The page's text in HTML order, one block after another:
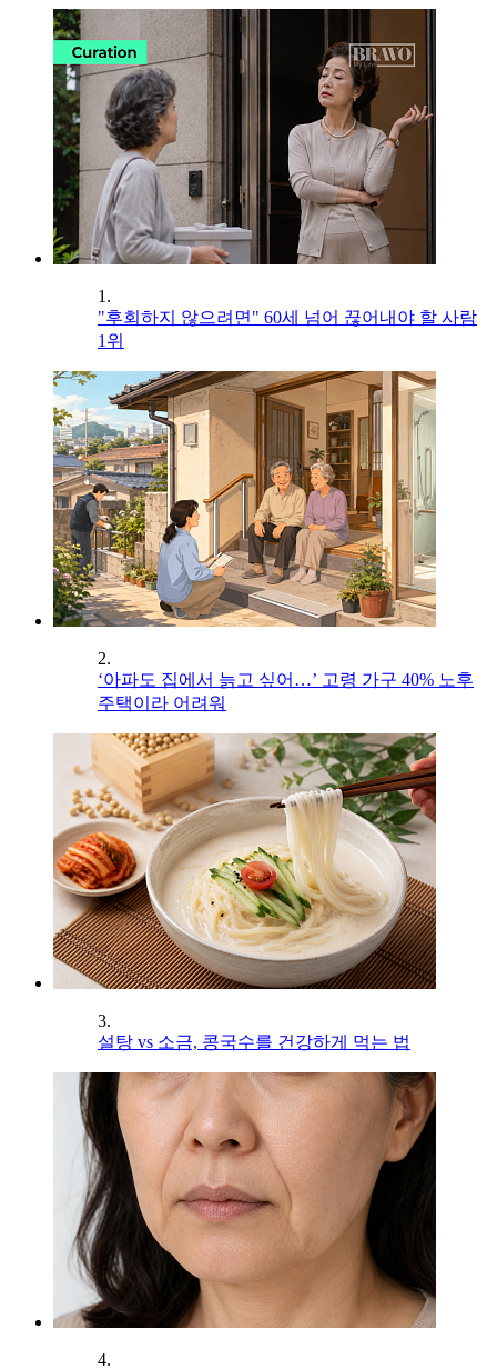
1.
"후회하지 않으려면" 60세 넘어 끊어내야 할 사람
1위
2.
‘아파도 집에서 늙고 싶어…’ 고령 가구 40% 노후
주택이라 어려워
3.
설탕 vs 소금, 콩국수를 건강하게 먹는 법
4.